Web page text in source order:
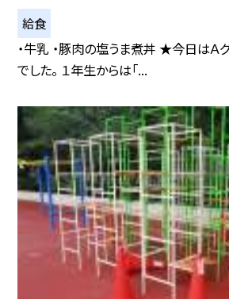
給食
・牛乳 ・豚肉の塩うま煮丼 ★今日はＡ
でした。 １年生からは「...